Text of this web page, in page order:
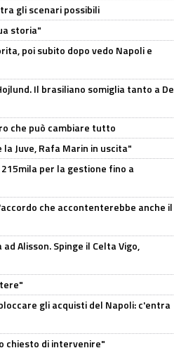
gli scenari possibili
storia"
poi subito dopo vedo Napoli e
Il brasiliano somiglia tanto a De
che può cambiare tutto
Juve, Rafa Marin in uscita"
per la gestione fino a
che accontenterebbe anche il
Alisson. Spinge il Celta Vigo,
gli acquisti del Napoli: c'entra
chiesto di intervenire"